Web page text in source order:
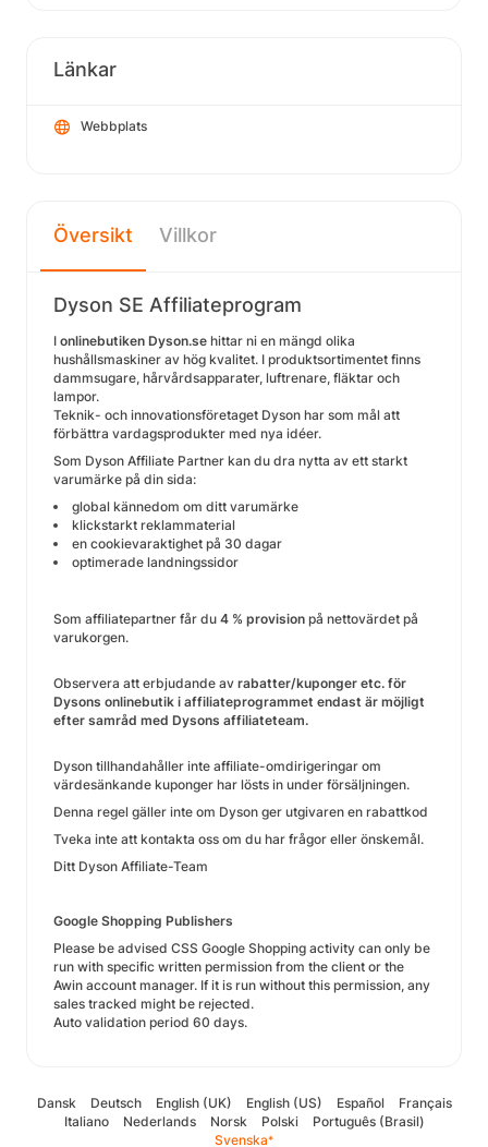
Länkar
Webbplats
Översikt Villkor
Dyson SE Affiliateprogram
I onlinebutiken Dyson.se hittar ni en mängd olika
hushållsmaskiner av hög kvalitet. I produktsortimentet finns
dammsugare, hårvårdsapparater, luftrenare, fläktar och
lampor.
Teknik- och innovationsföretaget Dyson har som mål att
förbättra vardagsprodukter med nya idéer.
Som Dyson Affiliate Partner kan du dra nytta av ett starkt
varumärke på din sida:
global kännedom om ditt varumärke
klickstarkt reklammaterial
en cookievaraktighet på 30 dagar
optimerade landningssidor
Som affiliatepartner får du 4 % provision på nettovärdet på
varukorgen.
Observera att erbjudande av rabatter/kuponger etc. för
Dysons onlinebutik i affiliateprogrammet endast är möjligt
efter samråd med Dysons affiliateteam.
Dyson tillhandahåller inte affiliate-omdirigeringar om
värdesänkande kuponger har lösts in under försäljningen.
Denna regel gäller inte om Dyson ger utgivaren en rabattkod
Tveka inte att kontakta oss om du har frågor eller önskemål.
Ditt Dyson Affiliate-Team
Google Shopping Publishers
Please be advised CSS Google Shopping activity can only be
run with specific written permission from the client or the
Awin account manager. If it is run without this permission, any
sales tracked might be rejected.
Auto validation period 60 days.
Dansk Deutsch English (UK) English (US) Español
Français
Italiano
Nederlands Norsk Polski
Português (Brasil)
Svenska*